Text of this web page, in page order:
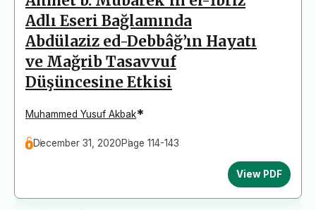
Adlı Eseri Bağlamında
Abdülaziz ed-Debbâğ’ın Hayatı
ve Mağrib Tasavvuf
Düşüncesine Etkisi
Muhammed Yusuf Akbak*
December 31, 2020Page 114-143
View PDF